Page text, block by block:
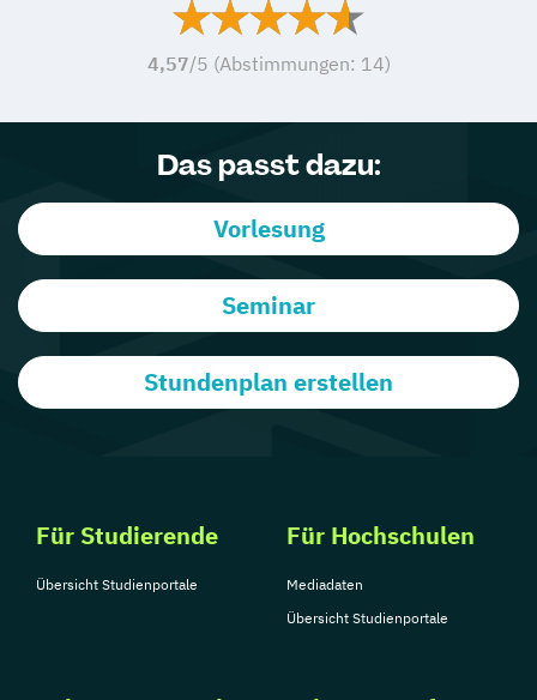
4,57/5 (Abstimmungen: 14)
Das passt dazu:
Vorlesung
Seminar
Stundenplan erstellen
Für Studierende
Übersicht Studienportale
Für Hochschulen
Mediadaten
Übersicht Studienportale